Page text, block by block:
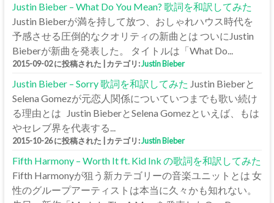
Justin Bieber – What Do You Mean? 歌詞を和訳してみた
Justin Bieberが満を持して放つ、おしゃれハウス時代を
予感させる圧倒的なクオリティの新曲とは ついにJustin
Bieberが新曲を発表した。 タイトルは「What Do...
2015-09-02 に投稿された カテゴリ:Justin Bieber
Justin Bieber – Sorry 歌詞を和訳してみた Justin Bieberと
Selena Gomezが元恋人関係についていつまでも歌い続け
る理由とは Justin BieberとSelena Gomezといえば、もは
やセレブ界を代表する...
2015-10-26 に投稿された カテゴリ:Justin Bieber
Fifth Harmony – Worth It ft. Kid Ink の歌詞を和訳してみた
Fifth Harmonyが狙う新カテゴリーの音楽ユニットとは 女
性のグループアーティストは本当に久々かも知れない。